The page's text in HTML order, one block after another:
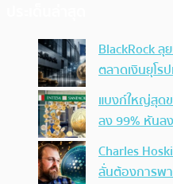
BlackRock ลุ
ตลาดเงินยุโร
แบงก์ใหญ่สุด
ลง 99% หันล
Charles
ลั่นต้องการพ